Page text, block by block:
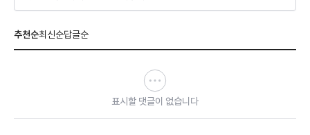
추천순최신순답글순
표시할 댓글이 없습니다